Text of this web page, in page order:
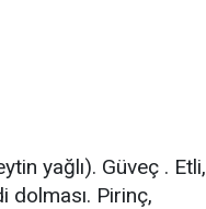
yağlı). Güveç . Etli,
dolması. Pirinç,